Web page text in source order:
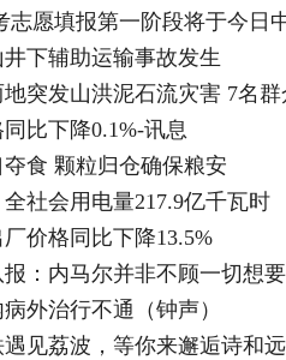
志愿填报第一阶段将于今日
下辅助运输事故发生
地突发山洪泥石流灾害 7名
比下降0.1%-讯息
食 颗粒归仓确保粮安
社会用电量217.9亿千瓦时
价格同比下降13.5%
：内马尔并非不顾一切想
外治行不通（钟声）
遇见荔波，等你来邂逅诗